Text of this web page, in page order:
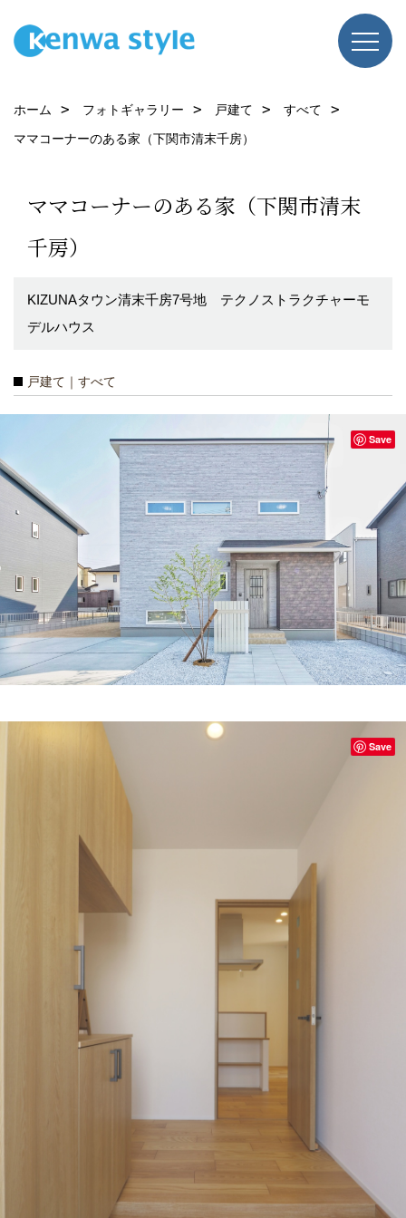
ホーム フォトギャラリー 戸建て
すべて
ママコーナーのある家（下関市清末千房）
ママコーナーのある家（下関市清末
千房）
KIZUNAタウン清末千房7号地 テクノストラクチャーモ
デルハウス
戸建て｜すべて
Save
Save